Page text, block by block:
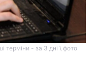
терміни - за 3 дні \ фото